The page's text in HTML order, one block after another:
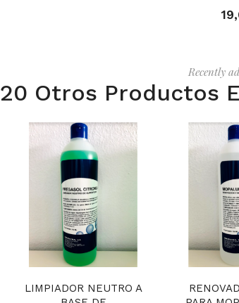
Recently
20 Otros Productos
LIMPIADOR NEUTRO A